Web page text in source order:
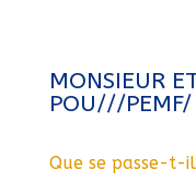
MONSIEUR
POU///PEMF/
Que se passe-t-